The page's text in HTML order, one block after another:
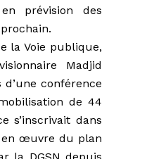
prévision des
la Voie publique,
Madjid
conférence
de 44
s’inscrivait dans
en œuvre du plan